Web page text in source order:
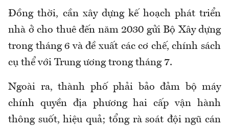
Đồng thời, cần xây dựng kế hoạch phát triển
nhà ở cho thuê đến năm 2030 gửi Bộ Xây dựng
trong tháng 6 và đề xuất các cơ chế, chính sách
cụ thể với Trung ương trong tháng 7.
Ngoài ra, thành phố phải bảo đảm bộ máy
chính quyền địa phương hai cấp vận hành
thông suốt, hiệu quả; tổng rà soát đội ngũ cán